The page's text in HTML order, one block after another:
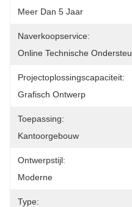
Meer Dan 5 Jaar
Naverkoopservice:
Online Technische
Projectoplossingscapaciteit:
Grafisch Ontwerp
Toepassing:
Kantoorgebouw
Ontwerpstijl:
Moderne
Type: